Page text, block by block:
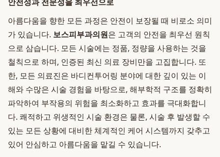
아름다움을 향한 모든 과정은 안전이 보장될 때 비로소 의미
가 있습니다. 보스피부과의원은 고객의 안전을 최우선 원칙
으로 삼습니다. 모든 시술에는 정품, 정량을 사용하는 것을
철칙으로 하며, 인증된 최신 의료 장비만을 고집합니다. 또
한, 모든 의료진은 바디컨투어링 분야에 대한 깊이 있는 이
해와 수많은 시술 경험을 바탕으로, 해부학적 구조를 정확히
파악하여 부작용의 위험을 최소화하고 효과를 극대화합니
다. 쾌적하고 위생적인 시술 환경은 물론, 시술 후 발생할 수
있는 모든 상황에 대비한 체계적인 케어 시스템까지 갖추고
있어 안심하고 아름다움을 맡길 수 있습니다.